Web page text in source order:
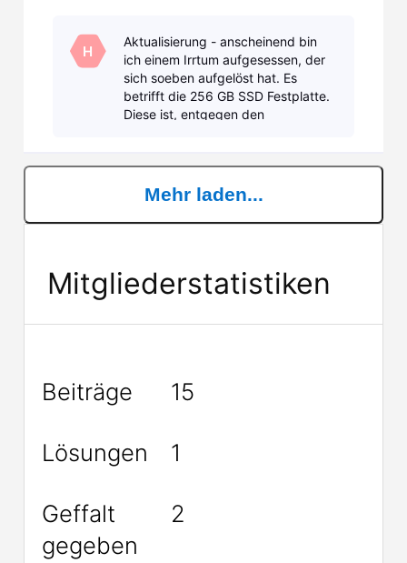
Treiber usw... neu installieren. Ein Techniker sagte
mir im Dell-Chat, das
H
Aktualisierung - anscheinend bin
ich einem Irrtum aufgesessen, der
sich soeben aufgelöst hat. Es
betrifft die 256 GB SSD Festplatte.
Diese ist, entgegen den
eine NGFF, die sich B
Mehr laden...
Mitgliederstatistiken
Beiträge 15
Lösungen 1
Geffalt
gegeben
2